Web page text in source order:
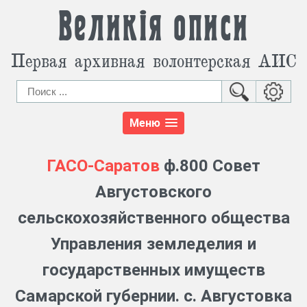
Великія описи
Первая архивная волонтерская АИС
Меню
ГАСО-Саратов ф.800 Совет
Августовского
сельскохозяйственного общества
Управления земледелия и
государственных имуществ
Самарской губернии. с. Августовка